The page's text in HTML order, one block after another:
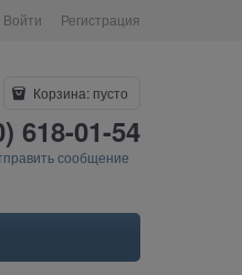
Войти Регистрация
Корзина: пусто
618-01-54
сообщение